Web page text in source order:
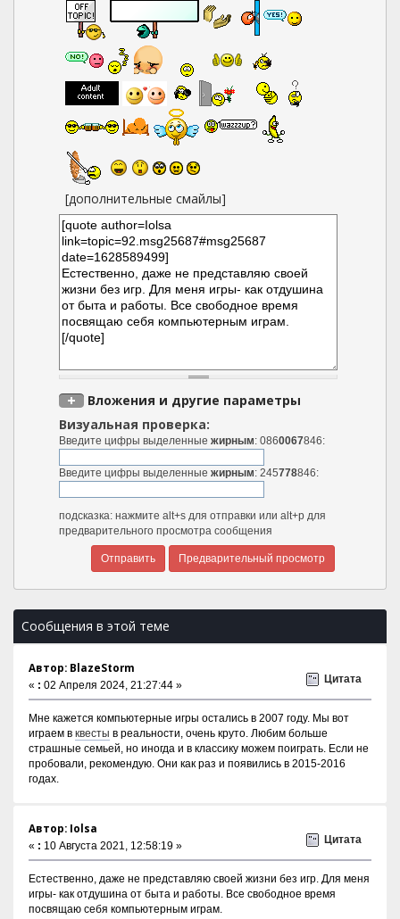
[дополнительные смайлы]
Вложения и другие параметры
Визуальная проверка:
Введите цифры выделенныежирным: 0860067846:
Введите цифры выделенныежирным: 245778846:
подсказка: нажмите alt+s для отправки или alt+p для
предварительного просмотра сообщения
Сообщения в этой теме
Автор: BlazeStorm
« : 02 Апреля 2024, 21:27:44 »
Цитата
Мне кажется компьютерные игры остались в 2007 году. Мы вот
играем в квесты в реальности, очень круто. Любим больше
страшные семьей, но иногда и в классику можем поиграть. Если не
пробовали, рекомендую. Они как раз и появились в 2015-2016
годах.
Автор: Iolsa
« : 10 Августа 2021, 12:58:19 »
Цитата
Естественно, даже не представляю своей жизни без игр. Для меня
игры- как отдушина от быта и работы. Все свободное время
посвящаю себя компьютерным играм.